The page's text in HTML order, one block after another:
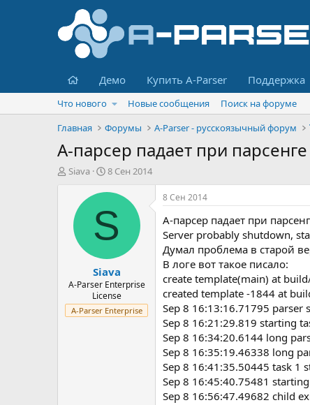
Главная
Демо Купить A-Parser Поддержка
Что нового Новые сообщения
Поиск на форуме
Главная
Форумы A-Parser - русскоязычный форум
А-парсер падает при
А
Siava
Д
т
а
н
а
а
л
а
8 Сен 2014
S
Siava
A-Parser Enterprise
License
A-Parser Enterprise
8 Сен 2014
А-парсер падает при
Server probably shutdown,
Думал проблема в старой
В логе вот такое писало:
create template(main) at
created template -1844 at
Sep 8 16:13:16.71795 parser
Sep 8 16:21:29.819 starting
Sep 8 16:34:20.6144 long
Sep 8 16:35:19.46338 long
Sep 8 16:41:35.50445 task 1
Sep 8 16:45:40.75481 starting
Sep 8 16:56:47.49682 child